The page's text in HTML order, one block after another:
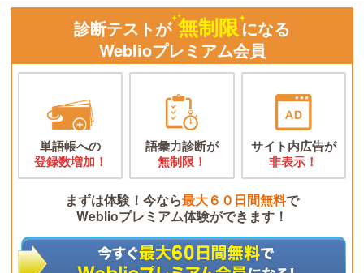
診断テストが 無制限になる
Weblioプレミアム会員
単語帳への
登録数増加！
語彙力診断が
無制限！
サイト内広告が
非表示！
まずは体験！今なら最大６０日間無料で
Weblioプレミアム体験ができます！